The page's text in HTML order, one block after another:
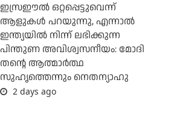
ഇസ്രഈല്‍ ഒറ്റപ്പെട്ടുവെന്ന്
ആളുകള്‍ പറയുന്നു, എന്നാല്‍
ഇന്ത്യയില്‍ നിന്ന് ലഭിക്കുന്ന
പിന്തുണ അവിശ്വസനീയം: മോദി
തന്റെ ആത്മാര്‍ത്ഥ
സുഹൃത്തെന്നും നെതന്യാഹു
2 days ago